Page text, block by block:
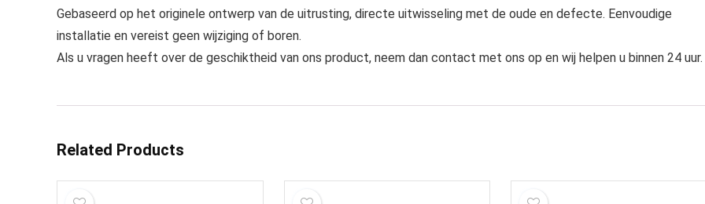
Gebaseerd op het originele ontwerp van de uitrusting, directe uitwisseling met de oude en defecte. Eenvoudige
installatie en vereist geen wijziging of boren.
Als u vragen heeft over de geschiktheid van ons product, neem dan contact met ons op en wij helpen u binnen 24 uur.
Related Products